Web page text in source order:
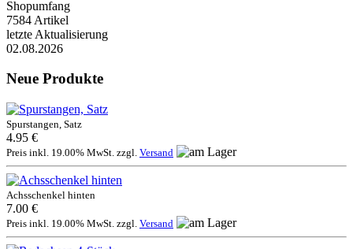
Shopumfang
7584 Artikel
letzte Aktualisierung
02.08.2026
Neue Produkte
Spurstangen, Satz
4.95 €
Preis inkl. 19.00% MwSt. zzgl. Versand
Achsschenkel hinten
7.00 €
Preis inkl. 19.00% MwSt. zzgl. Versand